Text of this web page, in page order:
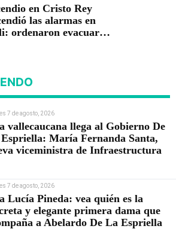
en Cristo Rey
las alarmas en
ordenaron evacuar
7 de agosto, 2026
vallecaucana llega al Gobierno De
María Fernanda Santa,
viceministra de Infraestructura
7 de agosto, 2026
Lucía Pineda: vea quién es la
y elegante primera dama que
a Abelardo De La Espriella